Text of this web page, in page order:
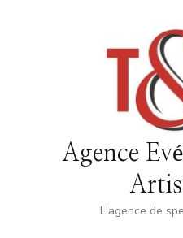
Agence
L'agence de